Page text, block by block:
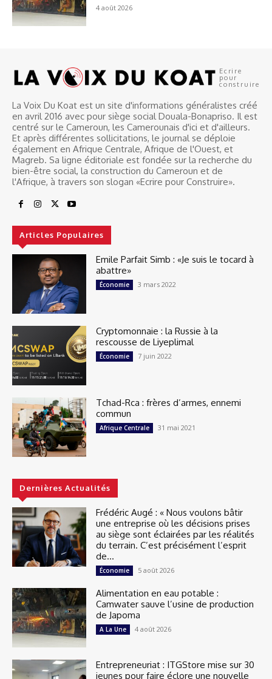
4 août 2026
Ecrire
pour
construire
La Voix Du Koat est un site d'informations généralistes créé
en avril 2016 avec pour siège social Douala-Bonapriso. Il est
centré sur le Cameroun, les Camerounais d'ici et d'ailleurs.
Et après différentes sollicitations, le journal se déploie
également en Afrique Centrale, Afrique de l'Ouest, et
Magreb. Sa ligne éditoriale est fondée sur la recherche du
bien-être social, la construction du Cameroun et de
l'Afrique, à travers son slogan «Ecrire pour Construire».
Articles Populaires
Emile Parfait Simb : «Je suis le tocard à
abattre»
Économie 3 mars 2022
Cryptomonnaie : la Russie à la
rescousse de Liyeplimal
Économie 7 juin 2022
Tchad-Rca : frères d’armes, ennemi
commun
Afrique Centrale 31 mai 2021
Dernières Actualités
Frédéric Augé : « Nous voulons bâtir
une entreprise où les décisions prises
au siège sont éclairées par les réalités
du terrain. C’est précisément l’esprit
de...
Économie 5 août 2026
Alimentation en eau potable :
Camwater sauve l’usine de production
de Japoma
A La Une 4 août 2026
Entrepreneuriat : ITGStore mise sur 30
jeunes pour faire éclore une nouvelle